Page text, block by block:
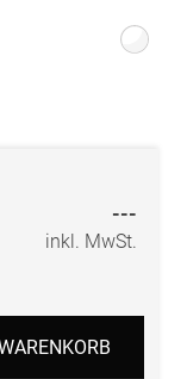
---
inkl. MwSt.